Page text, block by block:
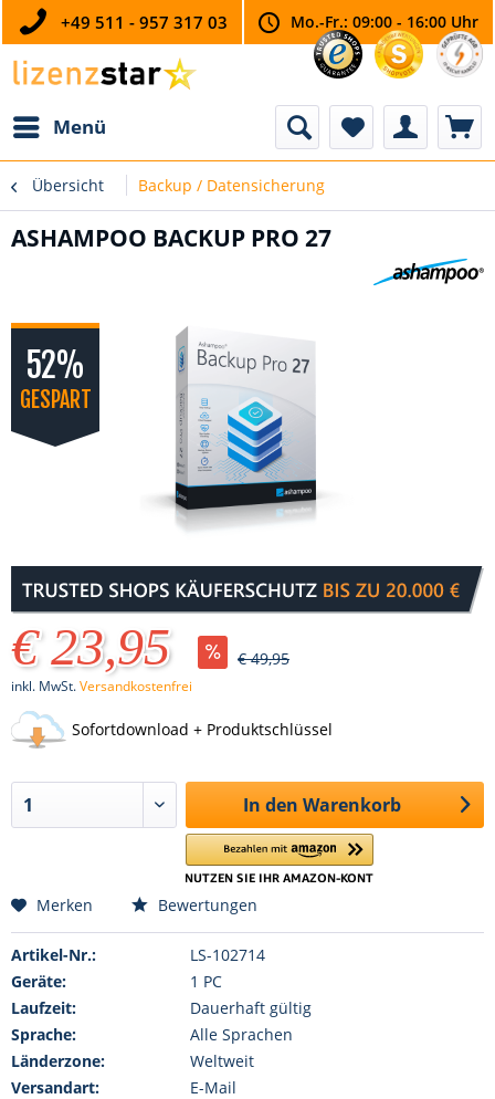
+49 511 - 957 317 03 Mo.-Fr.: 09:00 - 16:00 Uhr
Menü
Übersicht Backup / Datensicherung
ASHAMPOO BACKUP PRO 27
52%
GESPART
€ 23,95 € 49,95
inkl. MwSt.Versandkostenfrei
Sofortdownload + Produktschlüssel
In den Warenkorb
Merken Bewertungen
Artikel-Nr.:
LS-102714
Geräte:
1 PC
Laufzeit:
Dauerhaft gültig
Sprache:
Alle Sprachen
Länderzone:
Weltweit
Versandart:
E-Mail